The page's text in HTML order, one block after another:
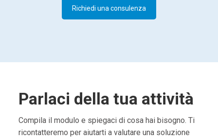
Richiedi una consulenza
Parlaci della tua attività
Compila il modulo e spiegaci di cosa hai bisogno. Ti
ricontatteremo per aiutarti a valutare una soluzione